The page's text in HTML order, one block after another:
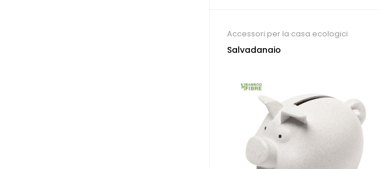
Accessori per la casa ecologici
Salvadanaio